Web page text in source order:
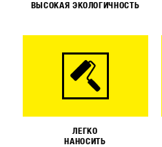
ВЫСОКАЯ ЭКОЛОГИЧНОСТЬ
ЛЕГКО
НАНОСИТЬ